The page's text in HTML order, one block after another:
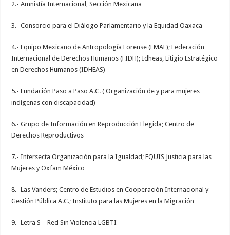
2.- Amnistía Internacional, Sección Mexicana
3.- Consorcio para el Diálogo Parlamentario y la Equidad Oaxaca
4.- Equipo Mexicano de Antropología Forense (EMAF); Federación
Internacional de Derechos Humanos (FIDH); Idheas, Litigio Estratégico
en Derechos Humanos (IDHEAS)
5.- Fundación Paso a Paso A.C. ( Organización de y para mujeres
indígenas con discapacidad)
6.- Grupo de Información en Reproducción Elegida; Centro de
Derechos Reproductivos
7.- Intersecta Organización para la Igualdad; EQUIS Justicia para las
Mujeres y Oxfam México
8.- Las Vanders; Centro de Estudios en Cooperación Internacional y
Gestión Pública A.C.; Instituto para las Mujeres en la Migración
9.- Letra S – Red Sin Violencia LGBTI